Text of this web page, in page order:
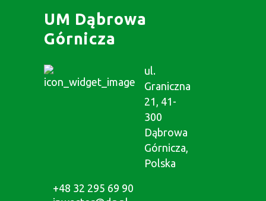
UM Dąbrowa
Górnicza
ul.
Graniczna
21, 41-
300
Dąbrowa
Górnicza,
Polska
+48 32 295 69 90